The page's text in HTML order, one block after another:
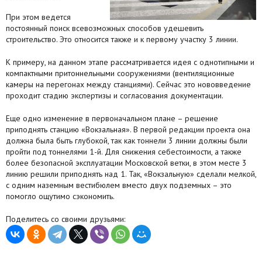
Аренда коммерческой недвижимости
Другие разделы
Агентства
Грузовое такси
Способы оплаты
Реклама на сайте
При этом ведется
постоянный поиск всевозможных способов удешевить
строительство. Это относится также и к первому участку 3 линии.
К примеру, на данном этапе рассматривается идея с однотипными и
компактными притоннельными сооружениями (вентиляционные
камеры на перегонах между станциями). Сейчас это нововведение
проходит стадию экспертизы и согласования документации.
Еще одно изменение в первоначальном плане – решение
приподнять станцию «Вокзальная». В первой редакции проекта она
должна была быть глубокой, так как тоннели 3 линии должны были
пройти под тоннелями 1-й. Для снижения себестоимости, а также
более безопасной эксплуатации Московской ветки, в этом месте 3
линию решили приподнять над 1. Так, «Вокзальную» сделали мелкой,
с одним наземным вестибюлем вместо двух подземных – это
помогло ощутимо сэкономить.
Поделитесь со своими друзьями: